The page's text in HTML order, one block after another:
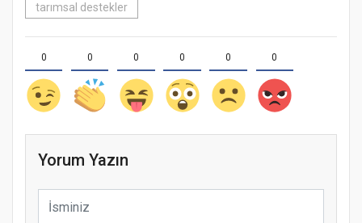
tarımsal destekler
0 0 0 0 0 0
Yorum Yazın